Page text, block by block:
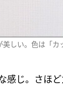
しい。色は「
感じ。さほど